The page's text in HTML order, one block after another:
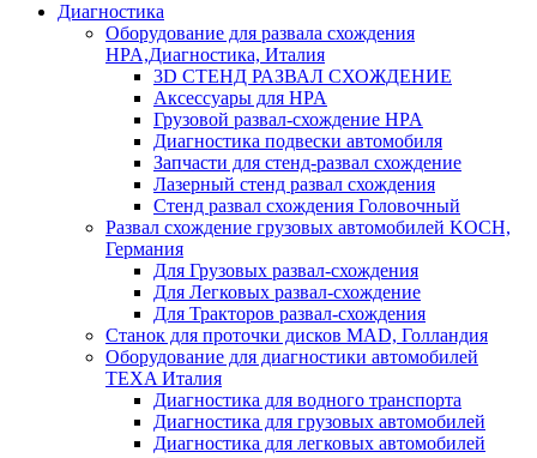
Диагностика
Оборудование для развала схождения
HPA,Диагностика, Италия
3D СТЕНД РАЗВАЛ СХОЖДЕНИЕ
Аксессуары для HPA
Грузовой развал-схождение HPA
Диагностика подвески автомобиля
Запчасти для стенд-развал схождение
Лазерный стенд развал схождения
Стенд развал схождения Головочный
Развал схождение грузовых автомобилей KOCH,
Германия
Для Грузовых развал-схождения
Для Легковых развал-схождение
Для Тракторов развал-схождения
Станок для проточки дисков MAD, Голландия
Оборудование для диагностики автомобилей
TEXA Италия
Диагностика для водного транспорта
Диагностика для грузовых автомобилей
Диагностика для легковых автомобилей